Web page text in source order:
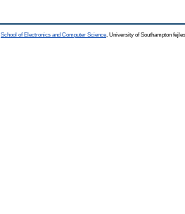
School of Electronics and Computer Science , University of Southampton